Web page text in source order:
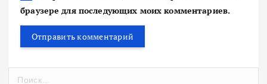
браузере для последующих моих комментариев.